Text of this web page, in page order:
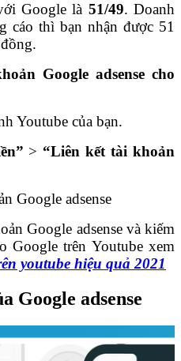
Google là 51/49. Doanh
cáo thì bạn nhận được 51
Google adsense cho
Youtube của bạn.
> “Liên kết tài khoản
Google adsense
Google adsense và kiếm
Google trên Youtube xem
youtube hiệu quả 2021
Google adsense